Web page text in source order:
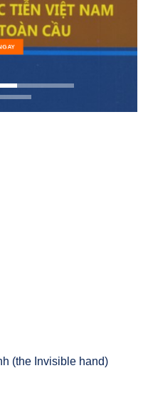
(the Invisible hand)